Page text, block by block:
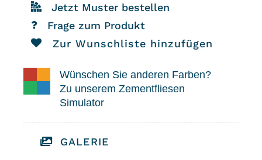
Jetzt Muster bestellen
Frage zum Produkt
Zur Wunschliste hinzufügen
Wünschen Sie anderen Farben?
Zu unserem Zementfliesen
Simulator
GALERIE